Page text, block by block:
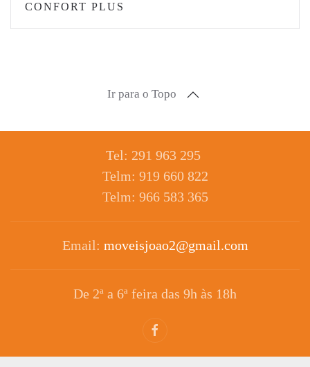
CONFORT PLUS
Ir para o Topo
Tel: 291 963 295
Telm: 919 660 822
Telm: 966 583 365
Email: moveisjoao2@gmail.com
De 2ª a 6ª feira das 9h às 18h